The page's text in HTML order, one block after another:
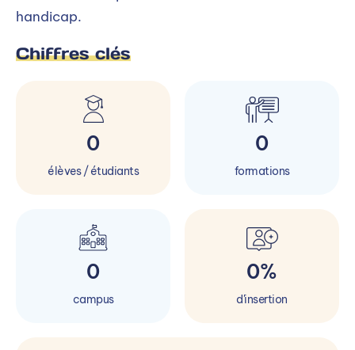
handicap.
Chiffres clés
0
élèves / étudiants
0
formations
0
campus
0%
d'insertion